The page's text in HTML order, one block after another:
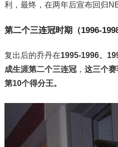
利，最终，在两年后宣布回归
第二个三连冠时期（1996-
复出后的乔丹在1995-1996、
成生涯第二个三连冠， 这三个
第10个得分王。